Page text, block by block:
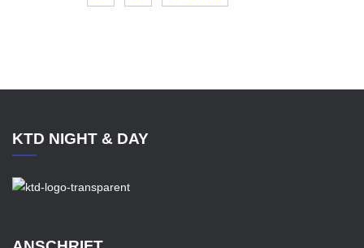
KTD NIGHT & DAY